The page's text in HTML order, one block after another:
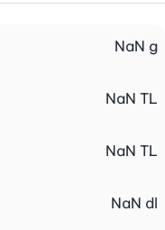
NaN g
NaN TL
NaN TL
NaN dl